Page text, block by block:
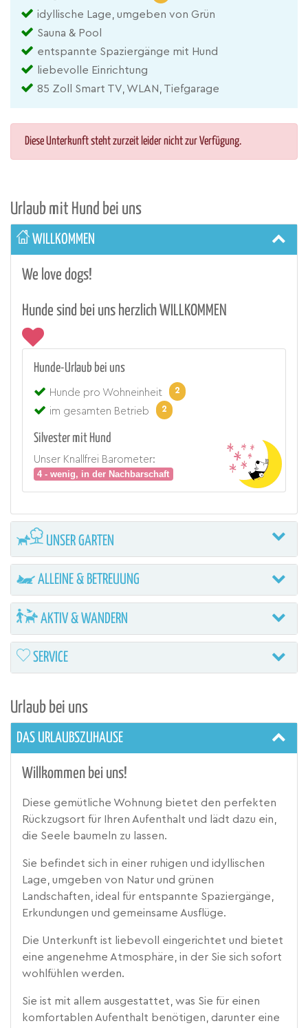
idyllische Lage, umgeben von Grün
Sauna & Pool
entspannte Spaziergänge mit Hund
liebevolle Einrichtung
85 Zoll Smart TV, WLAN, Tiefgarage
Diese Unterkunft steht zurzeit leider nicht zur Verfügung.
Urlaub mit Hund bei uns
WILLKOMMEN
We love dogs!
Hunde sind bei uns herzlich WILLKOMMEN
Hunde-Urlaub bei uns
Hunde pro Wohneinheit 2
im gesamten Betrieb 2
Silvester mit Hund
Unser Knallfrei Barometer:
4 - wenig, in der Nachbarschaft
UNSER GARTEN
ALLEINE & BETREUUNG
AKTIV & WANDERN
SERVICE
Urlaub bei uns
DAS URLAUBSZUHAUSE
Willkommen bei uns!
Diese gemütliche Wohnung bietet den perfekten
Rückzugsort für Ihren Aufenthalt und lädt dazu ein,
die Seele baumeln zu lassen.
Sie befindet sich in einer ruhigen und idyllischen
Lage, umgeben von Natur und grünen
Landschaften, ideal für entspannte Spaziergänge,
Erkundungen und gemeinsame Ausflüge.
Die Unterkunft ist liebevoll eingerichtet und bietet
eine angenehme Atmosphäre, in der Sie sich sofort
wohlfühlen werden.
Sie ist mit allem ausgestattet, was Sie für einen
komfortablen Aufenthalt benötigen, darunter eine